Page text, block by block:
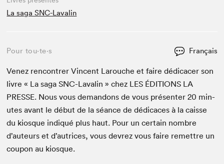
La saga SNC-Lavalin
Pour tou⋅te⋅s Français
Venez ren­con­tr­er Vin­cent Larouche et faire dédi­cac­er son
livre « La saga SNC-Lavalin » chez LES ÉDI­TIONS LA
PRESSE. Nous vous deman­dons de vous présen­ter20 min­
utes avant le début de la séance de dédi­caces à la caisse
du kiosque indiqué plus haut. Pour un cer­tain nom­bre
d’auteurs et d’autrices, vous devrez vous faire remet­tre un
coupon au kiosque.